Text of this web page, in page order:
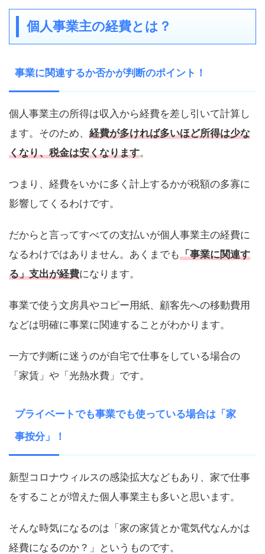
個人事業主の経費とは？
事業に関連するか否かが判断のポイント！
個人事業主の所得は収入から経費を差し引いて計算し
ます。そのため、 経費が多ければ多いほど所得は少な
くなり、税金は安くなります。
つまり、経費をいかに多く計上するかが税額の多寡に
影響してくるわけです。
だからと言ってすべての支払いが個人事業主の経費に
なるわけではありません。あくまでも「事業に関連す
る」支出が経費になります。
事業で使う文房具やコピー用紙、顧客先への移動費用
などは明確に事業に関連することがわかります。
一方で判断に迷うのが自宅で仕事をしている場合の
「家賃」や「光熱水費」です。
プライベートでも事業でも使っている場合は「家
事按分」！
新型コロナウィルスの感染拡大などもあり、家で仕事
をすることが増えた個人事業主も多いと思います。
そんな時気になるのは「家の家賃とか電気代なんかは
経費になるのか？」というものです。